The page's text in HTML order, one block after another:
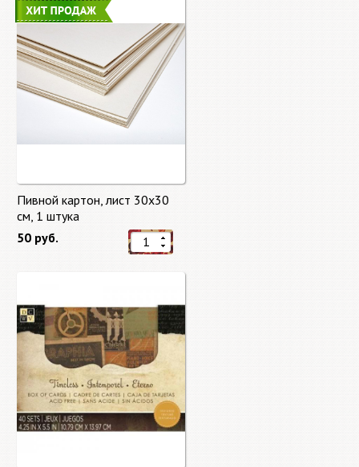
Пивной картон, лист 30х30
cм, 1 штука
50 руб.